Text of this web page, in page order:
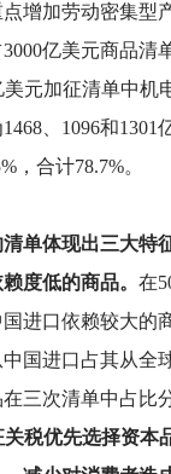
增加劳动密集型
亿美元商品清
美元加征清单中机
、1096和1301
，合计78.7%。
单体现出三大特
度低的商品。 在
进口依赖较大的
国进口占其从全
三次清单中占比
税优先选择资本